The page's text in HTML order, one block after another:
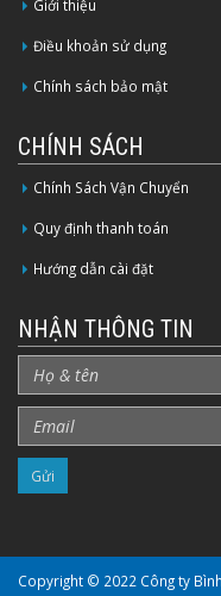
Giới thiệu
Điều khoản sử dụng
Chính sách bảo mật
CHÍNH SÁCH
Chính Sách Vận Chuyển
Quy định thanh toán
Hướng dẫn cài đặt
NHẬN THÔNG TIN
Copyright © 2022 Công ty